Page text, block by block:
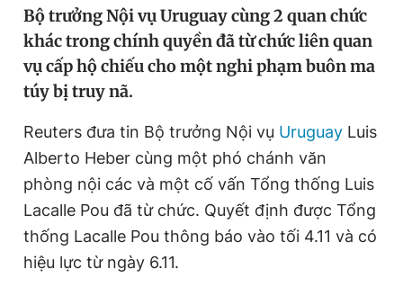
Video Magazine
Sản phẩm khác
Tiện ích Bạn cần biết
Thông tin tòa soạn Liên hệ quảng cáo
Bộ trưởng Nội vụ Uruguay cùng 2 quan chức
khác trong chính quyền đã từ chức liên quan
vụ cấp hộ chiếu cho một nghi phạm buôn ma
túy bị truy nã.
Reuters đưa tin Bộ trưởng Nội vụ Uruguay Luis
Alberto Heber cùng một phó chánh văn
phòng nội các và một cố vấn Tổng thống Luis
Lacalle Pou đã từ chức. Quyết định được Tổng
thống Lacalle Pou thông báo vào tối 4.11 và có
hiệu lực từ ngày 6.11.